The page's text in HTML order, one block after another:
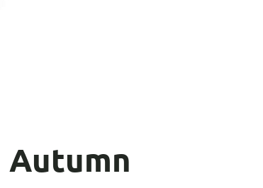
Autumn